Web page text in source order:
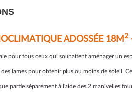
ADOSSÉE 18M 2
pour tous ceux qui souhaitent aménager un
lames pour obtenir plus ou moins de soleil.
partie séparément à l'aide des 2 manivelles